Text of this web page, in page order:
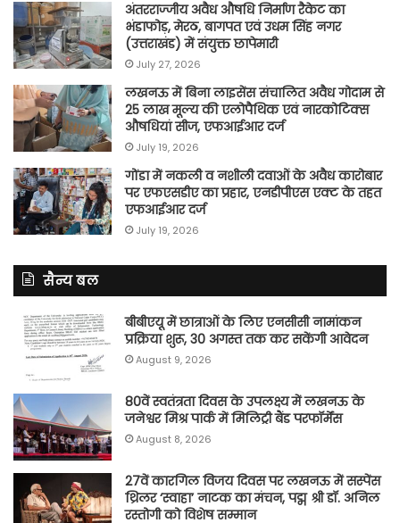
अंतरराज्जीय अवैध औषधि निर्माण रैकेट का
भंडाफोड़, मेरठ, बागपत एवं उधम सिंह नगर
(उत्तराखंड) में संयुक्त छापेमारी
July 27, 2026
लखनऊ में बिना लाइसेंस संचालित अवैध गोदाम से
25 लाख मूल्य की एलोपैथिक एवं नारकोटिक्स
औषधियां सीज, एफआईआर दर्ज
July 19, 2026
गोंडा में नकली व नशीली दवाओं के अवैध कारोबार
पर एफएसडीए का प्रहार, एनडीपीएस एक्ट के तहत
एफआईआर दर्ज
July 19, 2026
सैन्य बल
बीबीएयू में छात्राओं के लिए एनसीसी नामांकन
प्रक्रिया शुरू, 30 अगस्त तक कर सकेंगी आवेदन
August 9, 2026
80वें स्वतंत्रता दिवस के उपलक्ष्य में लखनऊ के
जनेश्वर मिश्र पार्क में मिलिट्री बैंड परफॉर्मेंस
August 8, 2026
27वें कारगिल विजय दिवस पर लखनऊ में सस्पेंस
थ्रिलर ‘स्वाहा’ नाटक का मंचन, पद्म श्री डॉ. अनिल
रस्तोगी को विशेष सम्मान